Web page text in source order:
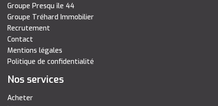
Groupe Presqu île 44
Groupe Tréhard Immobilier
Recrutement
Contact
Mentions légales
Politique de confidentialité
Nos services
Acheter